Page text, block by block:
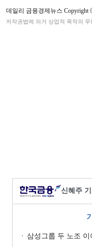
데일리 금융경제뉴스
저작권법에 의거 상업적 목적의
신혜주
삼성그룹 두 노조 이야기...삼